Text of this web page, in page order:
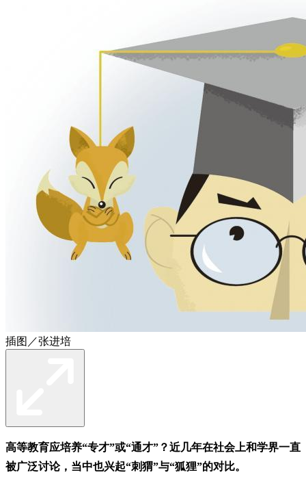
插图／张进培
高等教育应培养“专才”或“通才”？近几年在社会上和学界一直
被广泛讨论，当中也兴起“刺猬”与“狐狸”的对比。